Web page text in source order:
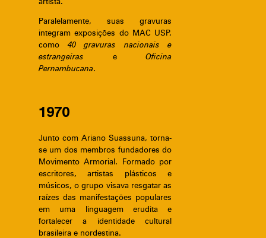
Paralelamente, suas gravuras
integram exposições do MAC USP,
como40 gravuras nacionais e
estrangeiras e Oficina
Pernambucana.
1970
Junto com Ariano Suassuna, torna-
se um dos membros fundadores do
Movimento Armorial. Formado por
escritores, artistas plásticos e
músicos, o grupo visava resgatar as
raízes das manifestações populares
em uma linguagem erudita e
fortalecer a identidade cultural
brasileira e nordestina.